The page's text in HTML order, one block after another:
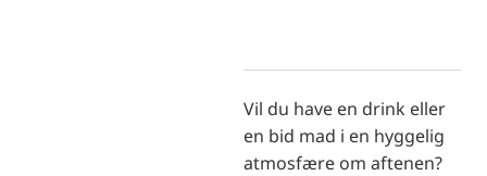
Vil du have en drink eller
en bid mad i en hyggelig
atmosfære om aftenen?